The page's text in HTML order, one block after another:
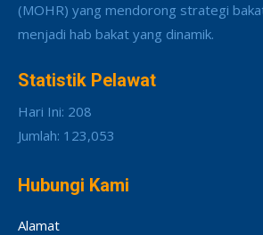
(MOHR) yang mendorong strategi
menjadi hab bakat yang dinamik.
Statistik Pelawat
Hari Ini: 208
Jumlah: 123,053
Hubungi Kami
Alamat